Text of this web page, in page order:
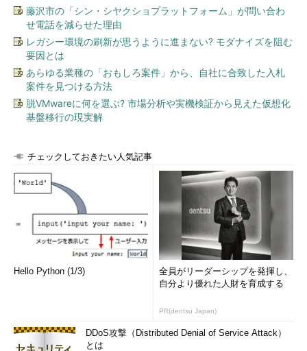
藤沢市の「シン・シヤクショプラットフォーム」が問い合わ
せ電話を減らせた理由
レガシー環境の刷新が思うように進まない? モダナイズを阻む
要因とは
あらゆる業種の「おもしろ案件」から、自社に合致した入札
案件を見つける方法
脱VMwareに何を選ぶ? 市場分析や実機検証から見えた仮想化
基盤移行の現実解
チェックしておきたい人気記事
Hello Python (1/3)
全員がリーダーシップを発揮し、
自分より優れた人財を育成する
PR(dentsu Japan)
DDoS攻撃（Distributed Denial of Service Attack）
とは